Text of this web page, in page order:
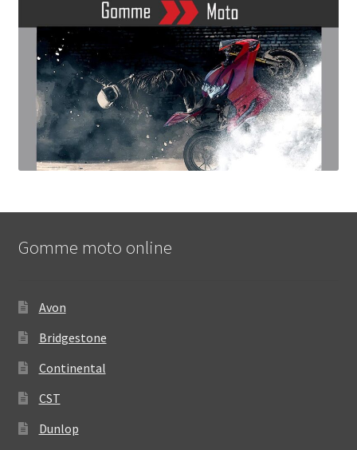
Gomme moto online
Avon
Bridgestone
Continental
CST
Dunlop